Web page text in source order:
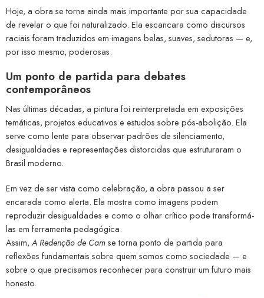
Hoje, a obra se torna ainda mais importante por sua capacidade
de revelar o que foi naturalizado. Ela escancara como discursos
raciais foram traduzidos em imagens belas, suaves, sedutoras — e,
por isso mesmo, poderosas.
Um ponto de partida para debates
contemporâneos
Nas últimas décadas, a pintura foi reinterpretada em exposições
temáticas, projetos educativos e estudos sobre pós-abolição. Ela
serve como lente para observar padrões de silenciamento,
desigualdades e representações distorcidas que estruturaram o
Brasil moderno.
Em vez de ser vista como celebração, a obra passou a ser
encarada como alerta. Ela mostra como imagens podem
reproduzir desigualdades e como o olhar crítico pode transformá-
las em ferramenta pedagógica.
Assim, A Redenção de Camse torna ponto de partida para
reflexões fundamentais sobre quem somos como sociedade — e
sobre o que precisamos reconhecer para construir um futuro mais
honesto.